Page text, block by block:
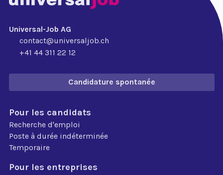
Universal-Job AG
contact@universaljob.ch
+41 44 311 22 12
Candidature spontanée
Pour les candidats
Recherche d'emploi
Poste à durée indéterminée
Temporaire
Pour les entreprises